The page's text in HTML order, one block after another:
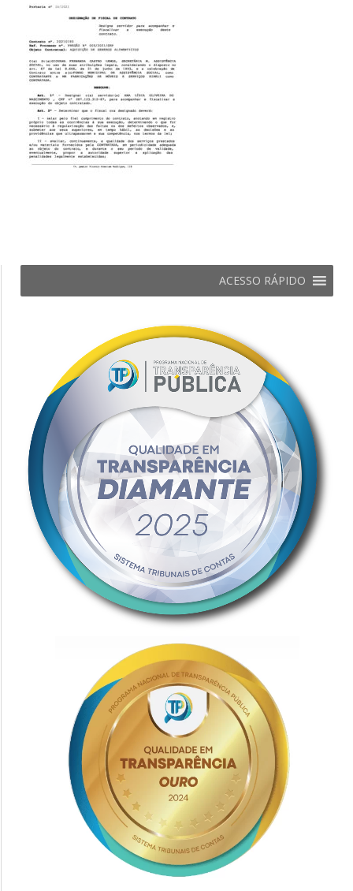
ACESSO RÁPIDO